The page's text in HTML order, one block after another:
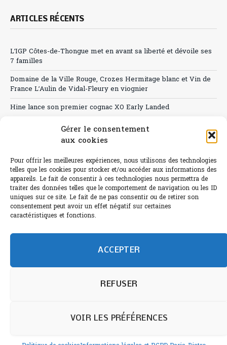
Gérer le consentement
aux cookies
Pour offrir les meilleures expériences, nous utilisons des technologies
telles que les cookies pour stocker et/ou accéder aux informations des
appareils. Le fait de consentir à ces technologies nous permettra de
traiter des données telles que le comportement de navigation ou les ID
uniques sur ce site. Le fait de ne pas consentir ou de retirer son
consentement peut avoir un effet négatif sur certaines
caractéristiques et fonctions.
ACCEPTER
REFUSER
VOIR LES PRÉFÉRENCES
ARTICLES RÉCENTS
L’IGP Côtes-de-Thongue met en avant sa liberté et dévoile ses
7 familles
Domaine de la Ville Rouge, Crozes Hermitage blanc et Vin de
France L’Aulin de Vidal-Fleury en viognier
Hine lance son premier cognac XO Early Landed
Canicule : A quand le CHR à « l’heure espagnole » ?
Sélection de rosés 2026
L'abus d'alcool est dangereux pour la santé.
humain et 0% IA de Paris Bistro Editions - SARL de Presse -
Informations légales etRGPD